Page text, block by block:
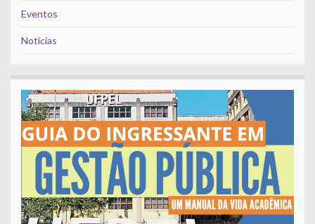
Eventos
Notícias